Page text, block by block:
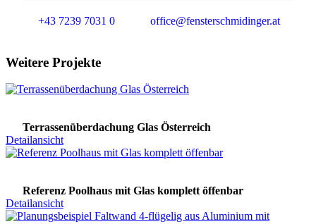
+43 7239 7031 0 office@fensterschmidinger.at
Weitere Projekte
Terrassenüberdachung Glas Österreich
Detailansicht
Referenz Poolhaus mit Glas komplett öffenbar
Detailansicht